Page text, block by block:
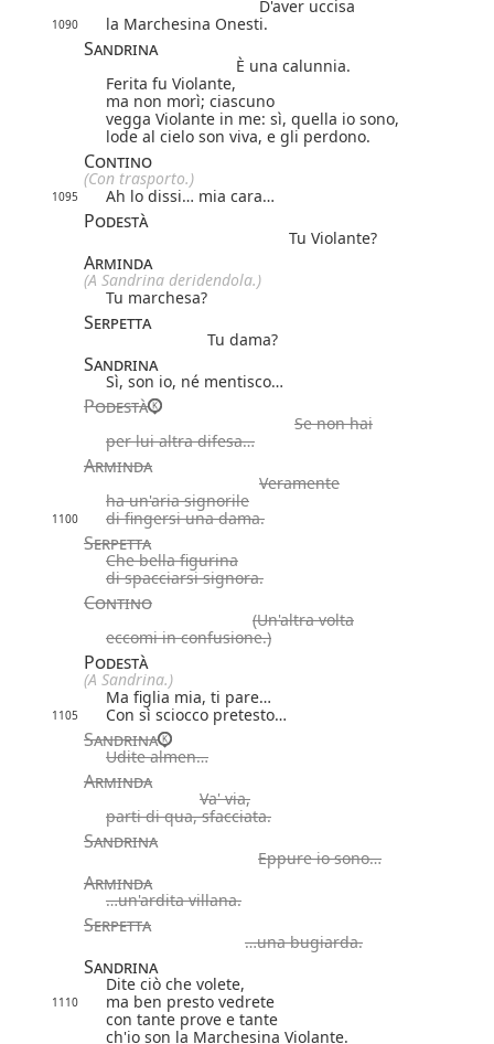
D'aver uccisa
1090 la Marchesina Onesti.
Sandrina
È una calunnia.
Ferita fu Violante,
ma non morì; ciascuno
vegga Violante in me: sì, quella io sono,
lode al cielo son viva, e gli perdono.
Contino
(Con trasporto.)
1095 Ah lo dissi… mia cara…
Podestà
Tu Violante?
Arminda
(A Sandrina deridendola.)
Tu marchesa?
Serpetta
Tu dama?
Sandrina
Sì, son io, né mentisco…
Podestà
Se non hai
per lui altra difesa…
Arminda
Veramente
ha un'aria signorile
1100 di fingersi una dama.
Serpetta
Che bella figurina
di spacciarsi signora.
Contino
(Un'altra volta
eccomi in confusione.)
Podestà
(A Sandrina.)
Ma figlia mia, ti pare…
1105 Con sì sciocco pretesto…
Sandrina
Udite almen…
Arminda
Va' via,
parti di qua, sfacciata.
Sandrina
Eppure io sono…
Arminda
…un'ardita villana.
Serpetta
…una bugiarda.
Sandrina
Dite ciò che volete,
1110
ma ben presto vedrete
con tante prove e tante
ch'io son la Marchesina Violante.